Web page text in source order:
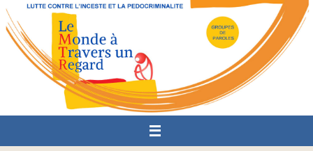
Passer
vers
contenu